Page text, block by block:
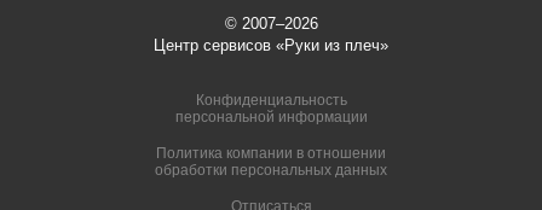
© 2007–2026
Центр сервисов «Руки из плеч»
Конфиденциальность
персональной информации
Политика компании в отношении
обработки персональных данных
Отписаться